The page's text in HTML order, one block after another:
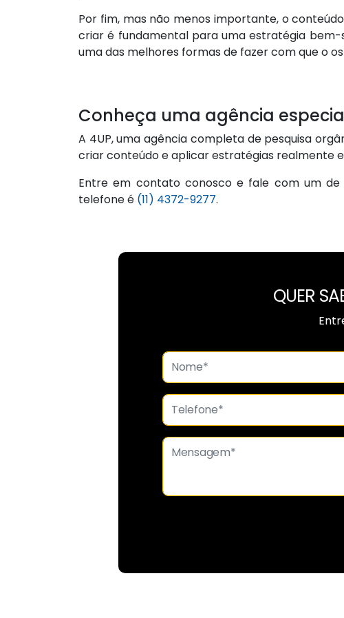
Por fim, mas não menos importante, o
criar é fundamental para uma estratégia bem-
uma das melhores formas de fazer com que o
Conheça uma agência
A 4UP, uma agência completa de pesquisa
criar conteúdo e aplicar estratégias realmente
Entre em contato conosco e fale com um de
telefone é (11) 4372-9277.
QUER